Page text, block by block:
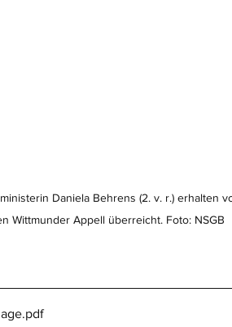
Daniela Behrens (2. v. r.) erhalten
Wittmunder Appell überreicht. Foto: NSGB
.pdf